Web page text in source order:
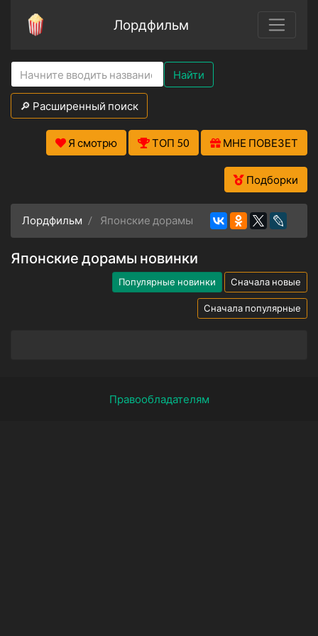
Лордфильм
Найти
🔎 Расширенный поиск
Я смотрю ТОП 50 МНЕ ПОВЕЗЕТ
Подборки
Лордфильм Японские дорамы
Японские дорамы новинки
Популярные новинки Сначала новые
Сначала популярные
Правообладателям